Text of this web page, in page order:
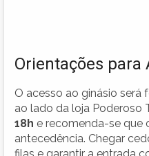
Orientações para
O acesso ao ginásio será
ao lado da loja Poderoso
18h e recomenda-se que
antecedência. Chegar
filas e garantir a entrada